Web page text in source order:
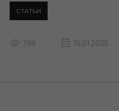
СТАТЬИ
198 15.01.2025